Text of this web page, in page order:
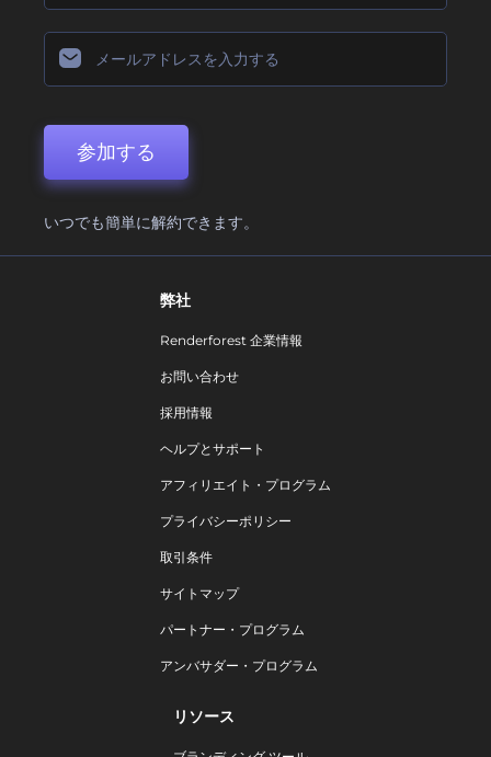
参加する
いつでも簡単に解約できます。
弊社
Renderforest 企業情報
お問い合わせ
採用情報
ヘルプとサポート
アフィリエイト・プログラム
プライバシーポリシー
取引条件
サイトマップ
パートナー・プログラム
アンバサダー・プログラム
リソース